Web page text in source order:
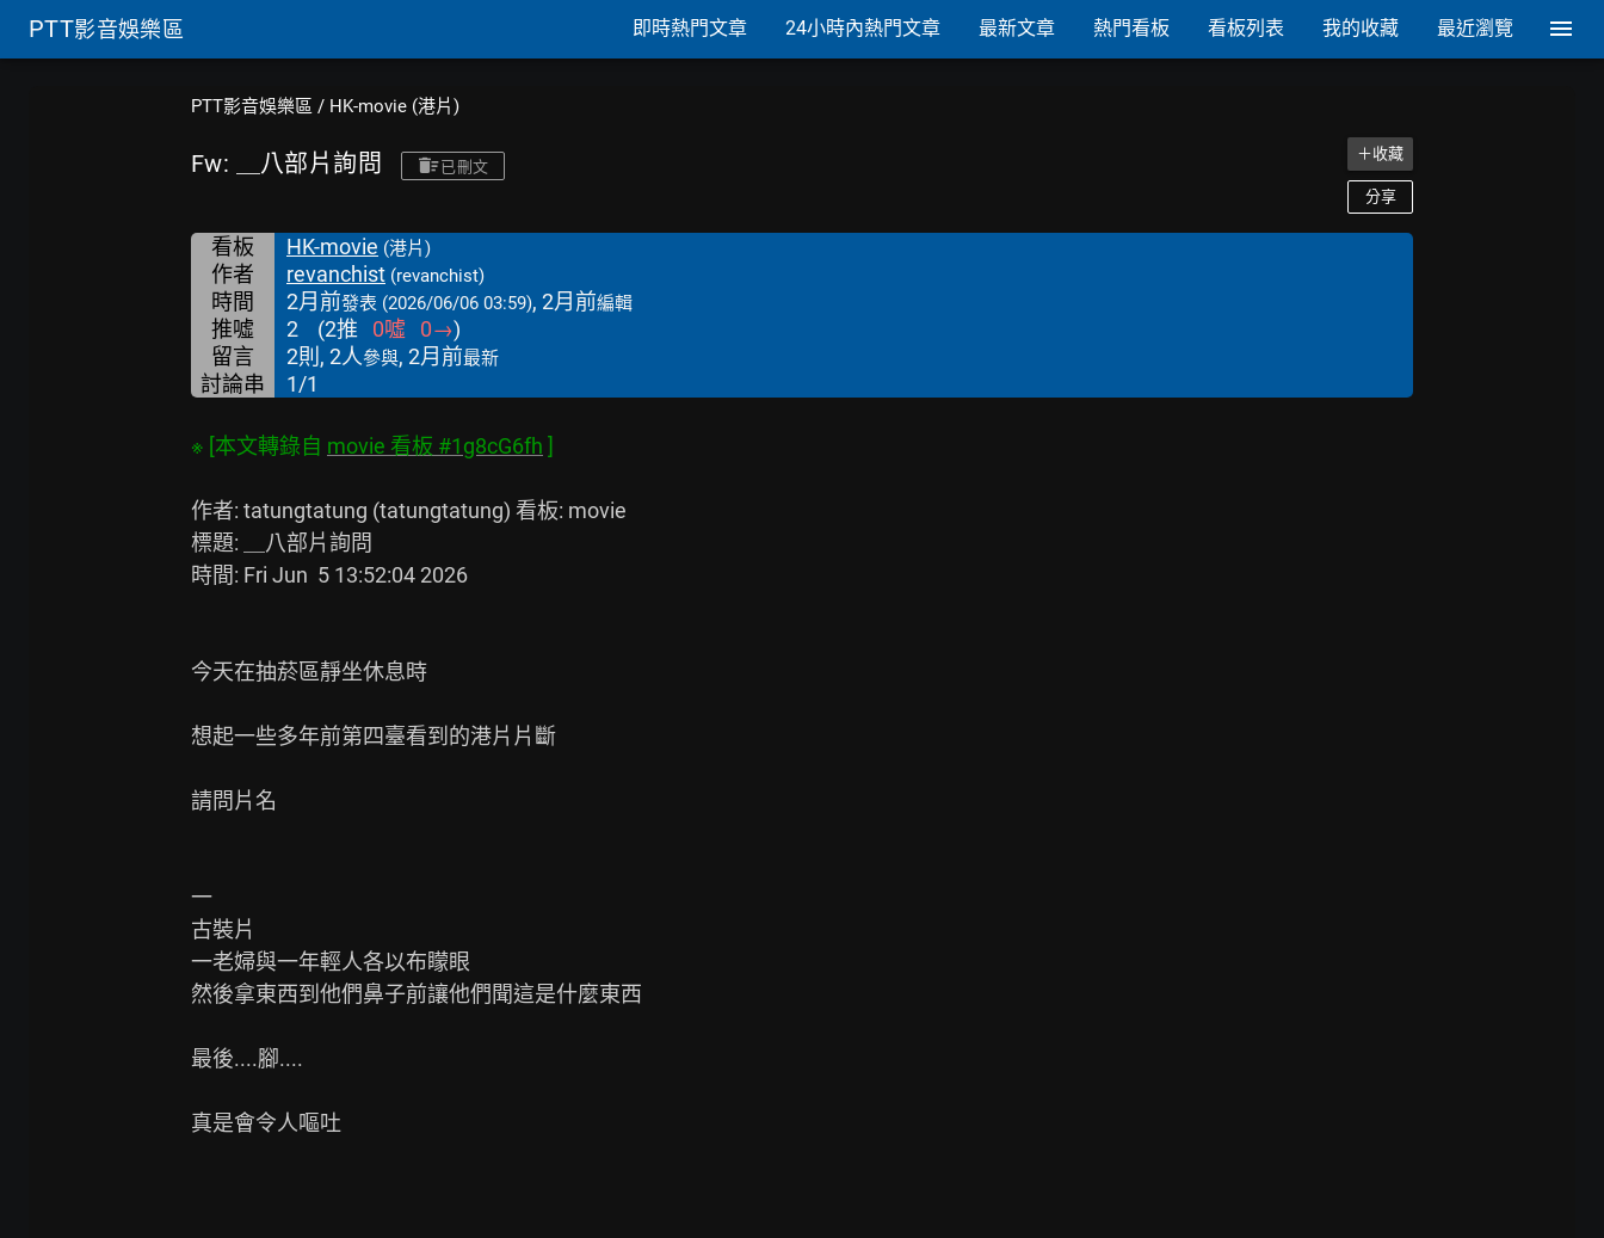
PTT影音娛樂區 即時熱門文章 24小時內熱門文章 最新文章 熱門看板 看板列表 我的收藏 最近瀏覽
PTT影音娛樂區 / HK-movie (港片)
Fw: ＿八部片詢問 已刪文
＋收藏
分享
看板 HK-movie (港片)
作者 revanchist (revanchist)
時間 2月前發表 (2026/06/06 03:59), 2月前編輯
推噓 2 (2推 0噓 0→)
留言
2則, 2人參與, 2月前最新
討論串 1/1
※ [本文轉錄自 movie 看板 #1g8cG6fh
作者: tatungtatung (tatungtatung) 看板: movie
標題: ＿八部片詢問
時間: Fri Jun  5 13:52:04 2026
今天在抽菸區靜坐休息時
想起一些多年前第四臺看到的港片片斷
請問片名
一
古裝片
一老婦與一年輕人各以布矇眼
然後拿東西到他們鼻子前讓他們聞這是什麼東西
最後....腳....
真是會令人嘔吐